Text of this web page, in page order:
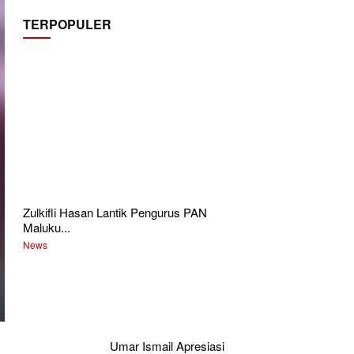
TERPOPULER
Zulkifli Hasan Lantik Pengurus PAN
Maluku...
News
Umar Ismail Apresiasi